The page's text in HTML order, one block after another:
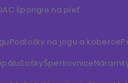
špongie na pleť
Podložky na jogu a koberce
SoškyŠperkovnice